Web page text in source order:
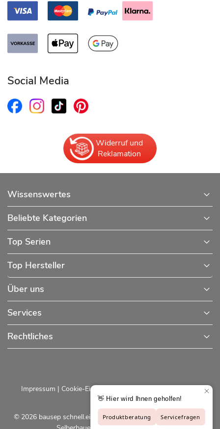
Social Media
Widerruf und
Reklamation
Wissenswertes
Beliebte Kategorien
Top Serien
Top Hersteller
Über uns
Services
Rechtliches
© 2026 bausep schnell.einfach.preiswert - Baustoffe online für
Impressum | Cookie-Einstellungen